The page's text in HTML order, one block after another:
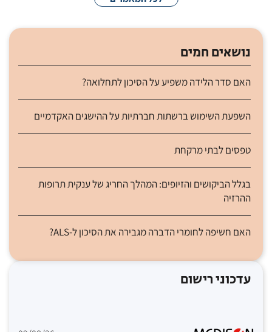
נושאים חמים
האם סדר הלידה משפיע על הסיכון לתחלואה?
השפעת השימוש ברשתות חברתיות על ההישגים האקדמיים
טפסים לבתי מרקחת
בגלל הביקושים והזיופים: המהלך החריג של ענקית תרופות
ההרזיה
האם חשיפה לחומרי הדברה מגבירה את הסיכון ל-ALS?
עדכוני רישום